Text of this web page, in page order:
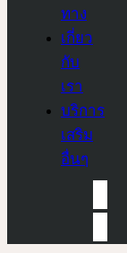
ทาง
เกี่ยว
กับ
เรา
บริการ
เสริม
อื่นๆ